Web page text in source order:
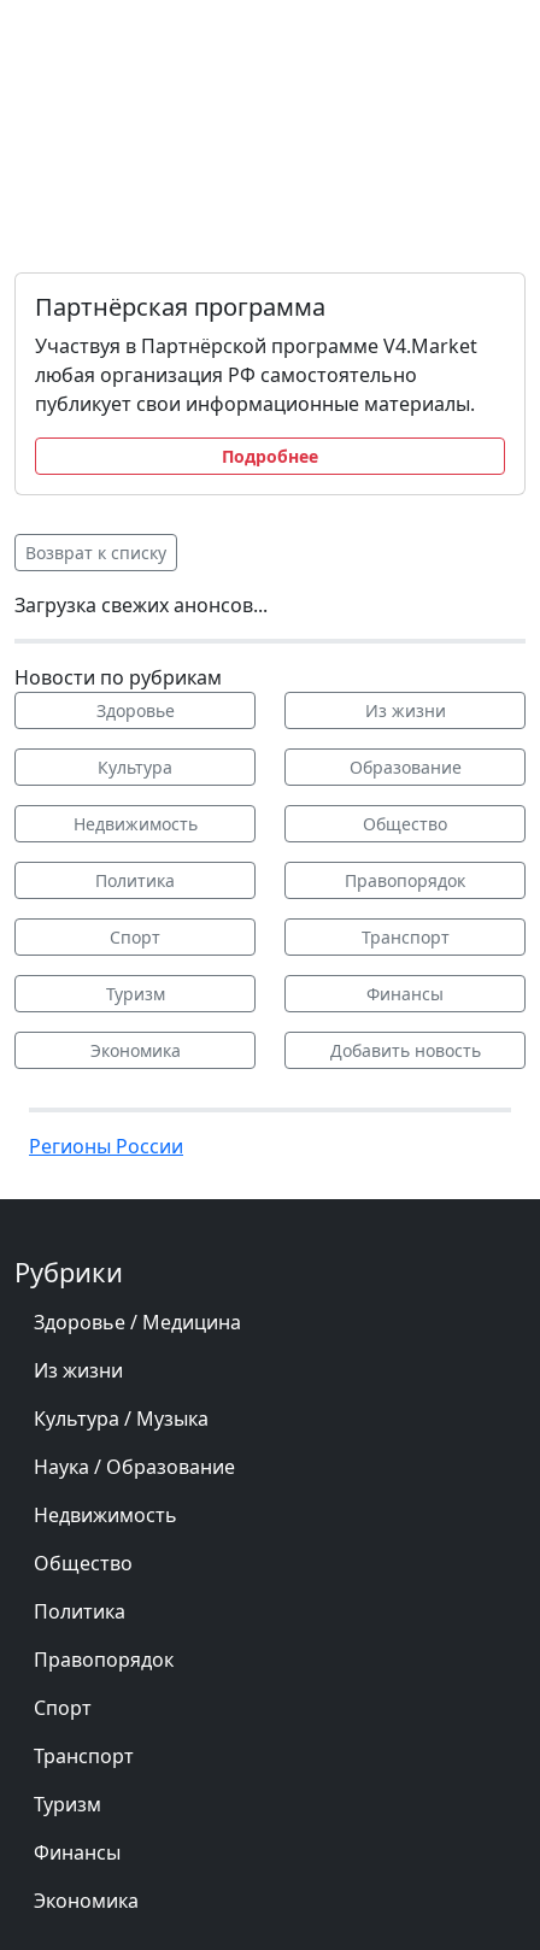
Партнёрская программа
Участвуя в Партнёрской программе V4.Market
любая организация РФ самостоятельно
публикует свои информационные материалы.
Подробнее
Возврат к списку
Загрузка свежих анонсов...
Новости по рубрикам
Здоровье Из жизни
Культура Образование
Недвижимость Общество
Политика Правопорядок
Спорт Транспорт
Туризм Финансы
Экономика Добавить новость
Регионы России
Рубрики
Здоровье / Медицина
Из жизни
Культура / Музыка
Наука / Образование
Недвижимость
Общество
Политика
Правопорядок
Спорт
Транспорт
Туризм
Финансы
Экономика